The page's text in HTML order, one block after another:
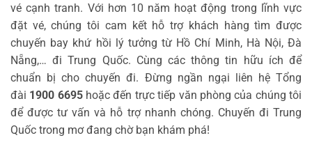
vé cạnh tranh. Với hơn 10 năm hoạt động trong lĩnh vực
đặt vé, chúng tôi cam kết hỗ trợ khách hàng tìm được
chuyến bay khứ hồi lý tưởng từ Hồ Chí Minh, Hà Nội, Đà
Nẵng,… đi Trung Quốc. Cùng các thông tin hữu ích để
chuẩn bị cho chuyến đi. Đừng ngần ngại liên hệ Tổng
đài 1900 6695hoặc đến trực tiếp văn phòng của chúng tôi
để được tư vấn và hỗ trợ nhanh chóng. Chuyến đi Trung
Quốc trong mơ đang chờ bạn khám phá!